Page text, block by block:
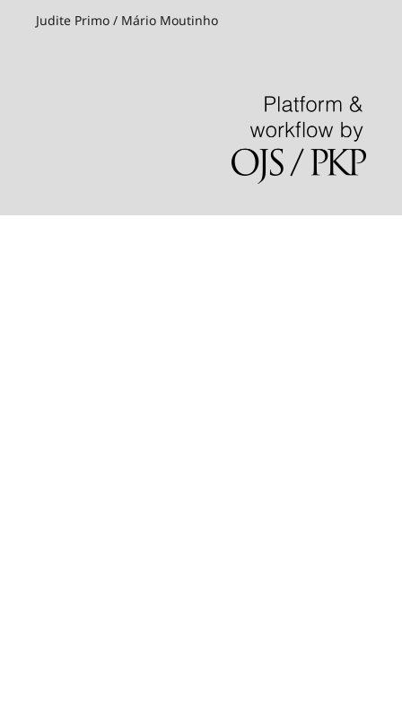
Judite Primo / Mário Moutinho